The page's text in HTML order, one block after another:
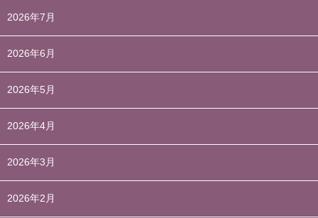
2026年7月
2026年6月
2026年5月
2026年4月
2026年3月
2026年2月